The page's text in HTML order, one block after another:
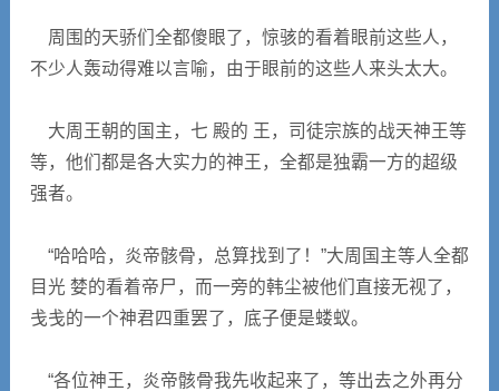
周围的天骄们全都傻眼了，惊骇的看着眼前这些人，
不少人轰动得难以言喻，由于眼前的这些人来头太大。
大周王朝的国主，七 殿的 王，司徒宗族的战天神王等
等，他们都是各大实力的神王，全都是独霸一方的超级
强者。
“哈哈哈，炎帝骸骨，总算找到了！”大周国主等人全都
目光 婪的看着帝尸，而一旁的韩尘被他们直接无视了，
戋戋的一个神君四重罢了，底子便是蝼蚁。
“各位神王，炎帝骸骨我先收起来了，等出去之外再分